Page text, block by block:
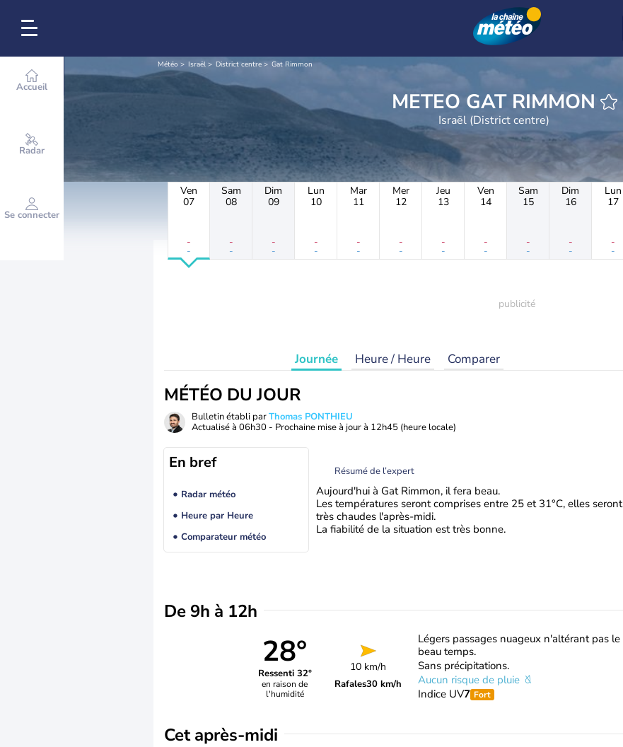
Accueil
Radar
Se connecter
Météo Israël District centre Gat Rimmon
METEO GAT RIMMON
Israël (District centre)
Ven
07
-
-
Sam
08
-
-
Dim
09
-
-
Lun
10
-
-
Mar
11
-
-
Mer
12
-
-
Jeu
13
-
-
Ven
14
-
-
Sam
15
-
-
Dim
16
-
-
Lun
17
-
-
Journée Heure / Heure Comparer
MÉTÉO DU JOUR
Bulletin établi parThomas PONTHIEU
Actualisé à 06h30 - Prochaine mise à jour à 12h45 (heure locale)
En bref
Radar météo
Heure par Heure
Comparateur météo
Résumé de l’expert
Aujourd'hui à Gat Rimmon, il fera beau.
Les températures seront comprises entre 25 et 31°C, elles seront
très chaudes l'après-midi.
La fiabilité de la situation est très bonne.
De 9h à 12h
28°
Ressenti 32°
en raison de
l'humidité
10 km/h
Rafales30 km/h
Légers passages nuageux n'altérant pas le
beau temps.
Sans précipitations.
Aucun risque de pluie
Indice UV7 Fort
Cet après-midi